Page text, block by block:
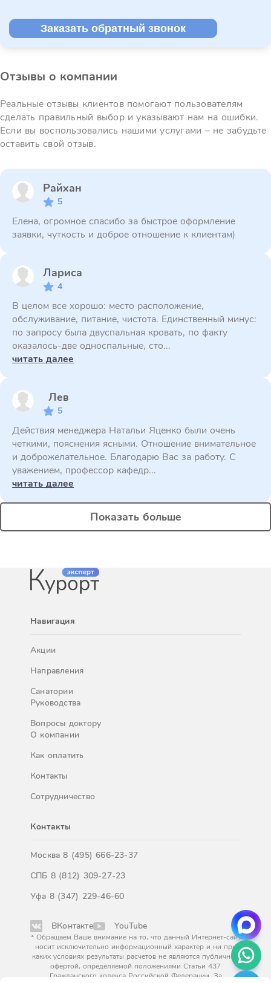
Заказать обратный звонок
Отзывы о компании
Реальные отзывы клиентов помогают пользователям
сделать правильный выбор и указывают нам на ошибки.
Если вы воспользовались нашими услугами – не забудьте
оставить свой отзыв.
Райхан
5
Елена, огромное спасибо за быстрое оформление
заявки, чуткость и доброе отношение к клиентам)
Лариса
4
В целом все хорошо: место расположение,
обслуживание, питание, чистота. Единственный минус:
по запросу была двуспальная кровать, по факту
оказалось-две односпальные, сто...
читать далее
Лев
5
Действия менеджера Натальи Яценко были очень
четкими, пояснения ясными. Отношение внимательное
и доброжелательное. Благодарю Вас за работу. С
уважением, профессор кафедр...
читать далее
Показать больше
Навигация
Акции
Направления
Санатории
Руководства
Вопросы доктору
О компании
Как оплатить
Контакты
Сотрудничество
Контакты
Москва8 (495) 666-23-37
СПБ 8 (812) 309-27-23
Уфа 8 (347) 229-46-60
ВКонтакте YouTube
* Обращаем Ваше внимание на то, что данный Интернет-сайт
носит исключительно информационный характер и ни при
каких условиях результаты расчетов не являются публичной
офертой, определяемой положениями Статьи 437
Гражданского кодекса Российской Федерации. За